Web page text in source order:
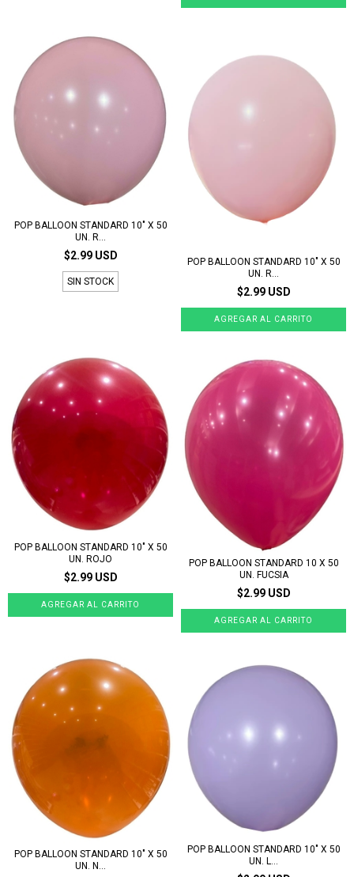
POP BALLOON STANDARD 10" X 50
UN. R...
$2.99 USD
SIN STOCK
POP BALLOON STANDARD 10" X 50
UN. R...
$2.99 USD
POP BALLOON STANDARD 10" X 50
UN. ROJO
$2.99 USD
POP BALLOON STANDARD 10 X 50
UN. FUCSIA
$2.99 USD
POP BALLOON STANDARD 10" X 50
UN. N...
POP BALLOON STANDARD 10" X 50
UN. L...